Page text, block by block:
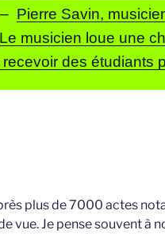
– Pierre Savin,
Le musicien loue une
recevoir des étudiants
plus de 7000 actes
vue. Je pense souvent